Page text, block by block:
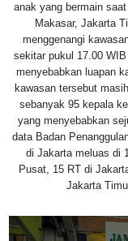
anak yang bermain
Makasar, Jakarta
menggenangi
sekitar pukul 17.00
menyebabkan luapan
kawasan tersebut
sebanyak 95 kepala
yang menyebabkan
data Badan
di Jakarta meluas di
Pusat, 15 RT di
Jakarta